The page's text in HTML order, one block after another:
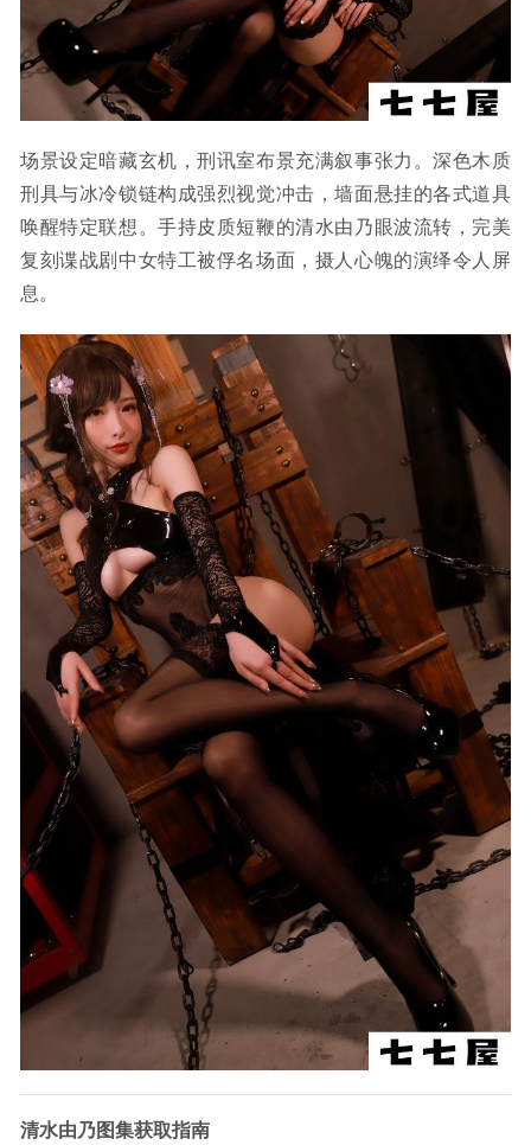
场景设定暗藏玄机，刑讯室布景充满叙事张力。深色木质
刑具与冰冷锁链构成强烈视觉冲击，墙面悬挂的各式道具
唤醒特定联想。手持皮质短鞭的清水由乃眼波流转，完美
复刻谍战剧中女特工被俘名场面，摄人心魄的演绎令人屏
息。
清水由乃图集获取指南